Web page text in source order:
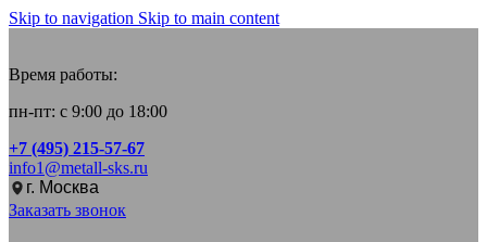
Skip to navigation Skip to main content
Время работы:
пн-пт: с 9:00 до 18:00
+7 (495) 215-57-67
info1@metall-sks.ru
г. Москва
Заказать звонок